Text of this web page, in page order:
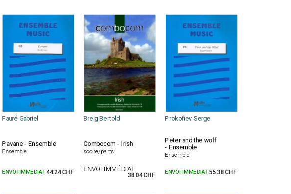
Fauré Gabriel Breig Bertold Prokofiev Serge
Pavane - Ensemble
Ensemble
Combocom - Irish
score/parts
Peter and the wolf
- Ensemble
Ensemble
ENVOI IMMÉDIAT44.24 CHF ENVOI IMMÉDIAT
38.04 CHF ENVOI IMMÉDIAT55.38 CHF